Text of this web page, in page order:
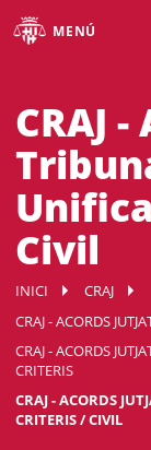
MENÚ
CRAJ
Civil
INICI
CRAJ
CRAJ - ACORDS
CRAJ - ACORDS
CRITERIS
CRAJ - ACORDS
CRITERIS / CIVIL